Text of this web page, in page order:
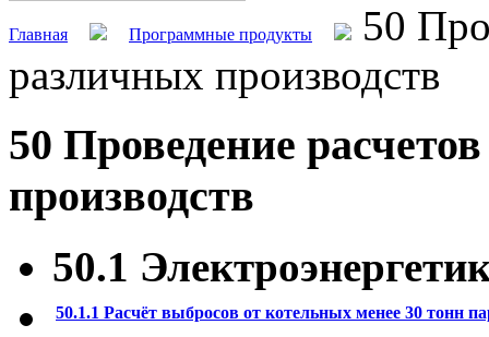
Главная Программные продукты
50
различных производств
50 Проведение
производств
50.1
50.1.1 Расчёт выбросов от котельных менее 30 тонн